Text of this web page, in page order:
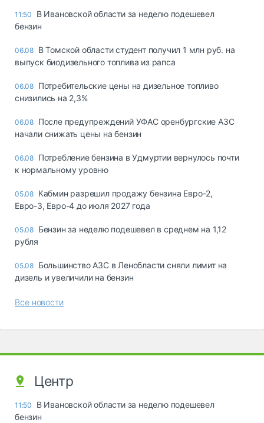
11:50
В Ивановской области за неделю подешевел
бензин
06.08 В Томской области студент получил 1 млн руб. на
выпуск биодизельного топлива из рапса
06.08 Потребительские цены на дизельное топливо
снизились на 2,3%
06.08 После предупреждений УФАС оренбургские АЗС
начали снижать цены на бензин
06.08 Потребление бензина в Удмуртии вернулось почти
к нормальному уровню
05.08 Кабмин разрешил продажу бензина Евро-2,
Евро-3, Евро-4 до июля 2027 года
05.08 Бензин за неделю подешевел в среднем на 1,12
рубля
05.08 Большинство АЗС в Ленобласти сняли лимит на
дизель и увеличили на бензин
Все новости
Центр
11:50
В Ивановской области за неделю подешевел
бензин